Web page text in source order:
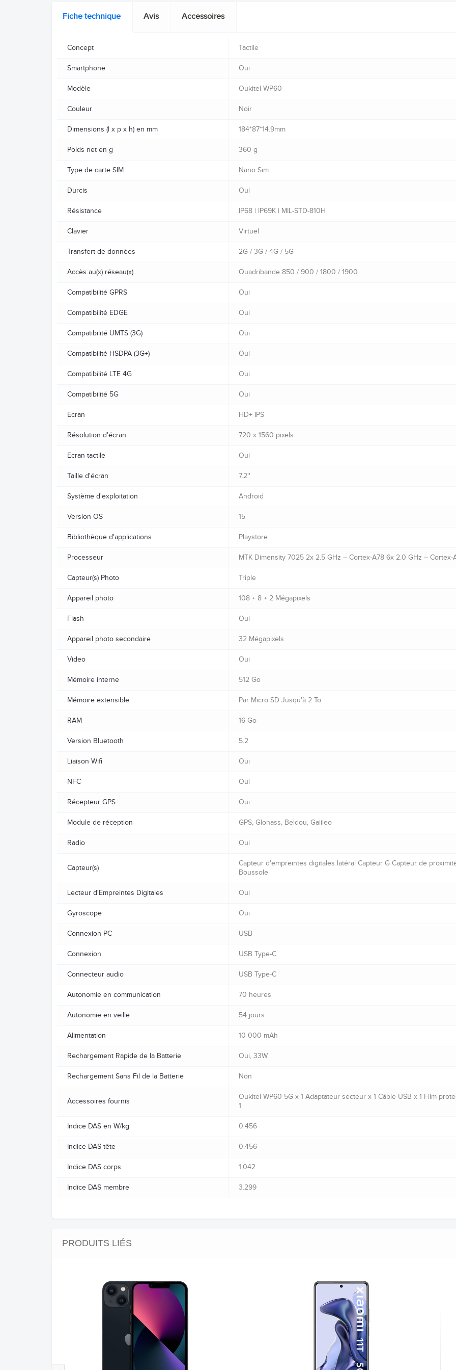
Fiche technique Avis Accessoires
Concept Tactile
Smartphone Oui
Modèle Oukitel WP60
Couleur Noir
Dimensions (l x p x h) en mm 184*87*14.9mm
Poids net en g 360 g
Type de carte SIM Nano Sim
Durcis Oui
Résistance IP68 | IP69K | MIL-STD-810H
Clavier Virtuel
Transfert de données 2G / 3G / 4G / 5G
Accès au(x) réseau(x) Quadribande 850 / 900 / 1800 / 1900
Compatibilité GPRS Oui
Compatibilité EDGE Oui
Compatibilité UMTS (3G) Oui
Compatibilité HSDPA (3G+) Oui
Compatibilité LTE 4G Oui
Compatibilité 5G Oui
Ecran HD+ IPS
Résolution d'écran 720 x 1560 pixels
Ecran tactile Oui
Taille d'écran 7.2''
Système d'exploitation Android
Version OS 15
Bibliothèque d'applications Playstore
Processeur MTK Dimensity 7025 2x 2.5 GHz – Cortex-A78 6x 2.0 GHz – Cortex-
Capteur(s) Photo Triple
Appareil photo 108 + 8 + 2 Mégapixels
Flash Oui
Appareil photo secondaire 32 Mégapixels
Video Oui
Mémoire interne 512 Go
Mémoire extensible Par Micro SD Jusqu'à 2 To
RAM 16 Go
Version Bluetooth 5.2
Liaison Wifi Oui
NFC Oui
Récepteur GPS Oui
Module de réception GPS, Glonass, Beidou, Galileo
Radio Oui
Capteur(s)
Capteur d'empreintes digitales latéral Capteur G Capteur de
Boussole
Lecteur d'Empreintes Digitales Oui
Gyroscope Oui
Connexion PC USB
Connexion USB Type-C
Connecteur audio USB Type-C
Autonomie en communication 70 heures
Autonomie en veille 54 jours
Alimentation 10 000 mAh
Rechargement Rapide de la Batterie Oui, 33W
Rechargement Sans Fil de la Batterie Non
Accessoires fournis
Oukitel WP60 5G x 1 Adaptateur secteur x 1 Câble USB x 1 Film
1
Indice DAS en W/kg 0.456
Indice DAS tête 0.456
Indice DAS corps 1.042
Indice DAS membre 3.299
PRODUITS LIÉS